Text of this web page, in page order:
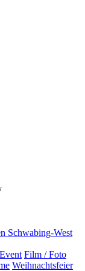
Schwabing-West
Event Film / Foto
Weihnachtsfeier